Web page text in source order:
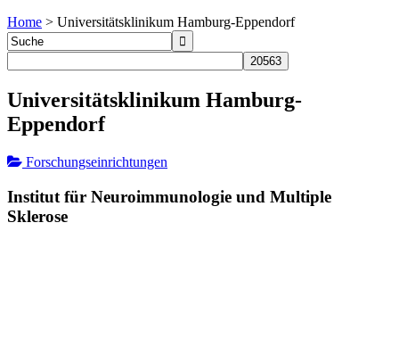
Home > Universitätsklinikum Hamburg-Eppendorf
Universitätsklinikum Hamburg-
Eppendorf
Forschungseinrichtungen
Institut für Neuroimmunologie und Multiple
Sklerose